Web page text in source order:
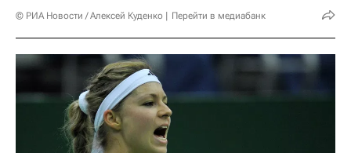
© РИА Новости / Алексей Куденко Перейти в медиабанк